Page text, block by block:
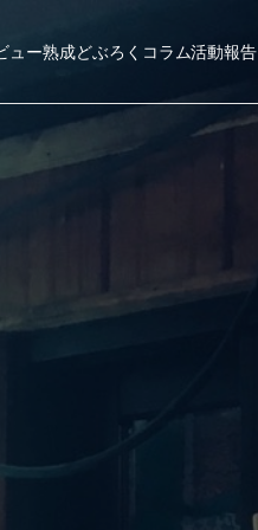
ュー熟成どぶろく コラム活動報告